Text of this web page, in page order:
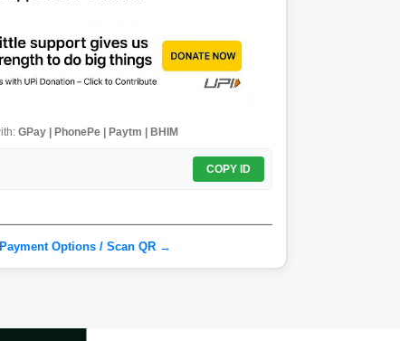
GPay | PhonePe | Paytm | BHIM
COPY ID
Options / Scan QR →